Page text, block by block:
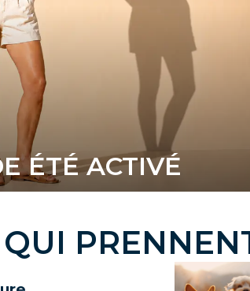
ÉTÉ ACTIVÉ
QUI